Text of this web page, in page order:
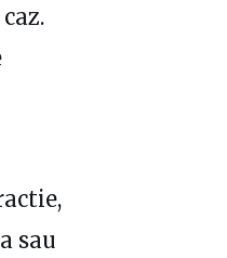
sau